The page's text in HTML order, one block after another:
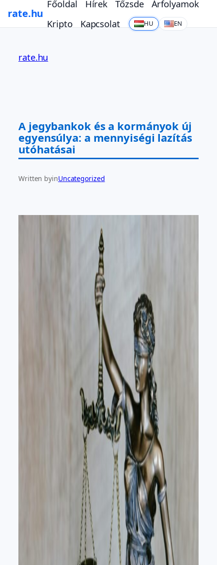
rate.hu
Főoldal Hírek Tőzsde
Árfolyamok
Kripto
Kapcsolat HU EN
tartalomhoz
rate.hu
A jegybankok és a kormányok új
egyensúlya: a mennyiségi lazítás
utóhatásai
Written byinUncategorized